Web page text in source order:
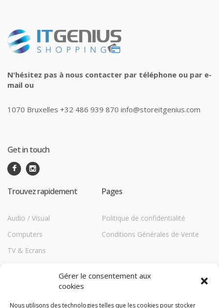
Gérer le consentement aux
cookies
Nous utilisons des technologies telles que les cookies pour stocker
N'hésitez pas à nous contacter par téléphone ou par e-
mail ou
1070 Bruxelles +32 486 939 870 info@storeitgenius.com
Get in touch
Trouvez rapidement
Audio / Visual
Computers
TV & Ecrans
Pages
Politique de confidentialité
Conditions Générales de Vente